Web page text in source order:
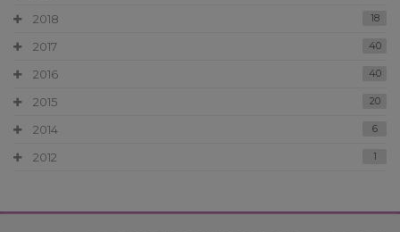
2018 18
2017 40
2016 40
2015 20
2014 6
2012 1